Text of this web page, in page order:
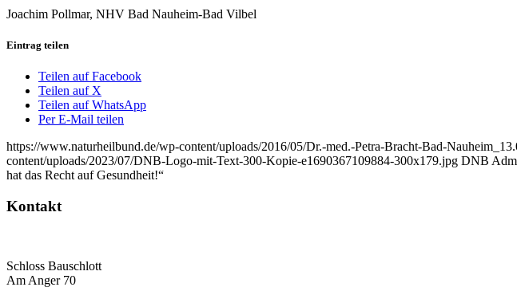
Joachim Pollmar, NHV Bad Nauheim-Bad Vilbel
Eintrag teilen
Teilen auf Facebook
Teilen auf X
Teilen auf WhatsApp
Per E-Mail teilen
https://www.naturheilbund.de/wp-content/uploads/2016/05/Dr.-med.-Petra-Bracht-Bad-
content/uploads/2023/07/DNB-Logo-mit-Text-300-Kopie-e1690367109884-300x179.jpg DNB
hat das Recht auf Gesundheit!“
Kontakt
Schloss Bauschlott
Am Anger 70